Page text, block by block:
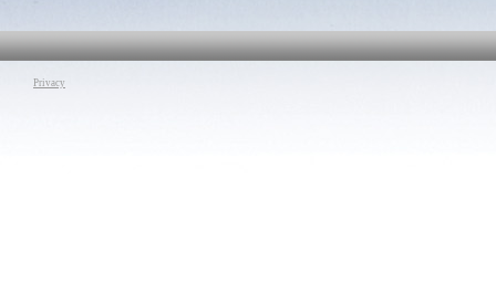
Privacy